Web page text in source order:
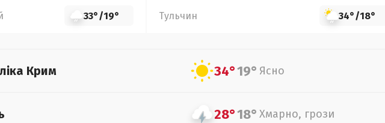
33°/19° Тульчин 34°/18°
Крим 34°19° Ясно
28°18° Хмарно, грози